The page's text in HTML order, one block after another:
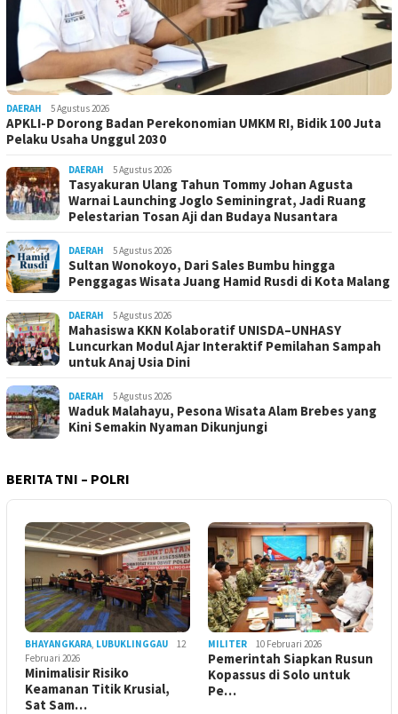
DAERAH 5 Agustus 2026
APKLI-P Dorong Badan Perekonomian UMKM RI, Bidik 100 Juta
Pelaku Usaha Unggul 2030
DAERAH 5 Agustus 2026
Tasyakuran Ulang Tahun Tommy Johan Agusta
Warnai Launching Joglo Seminingrat, Jadi Ruang
Pelestarian Tosan Aji dan Budaya Nusantara
DAERAH 5 Agustus 2026
Sultan Wonokoyo, Dari Sales Bumbu hingga
Penggagas Wisata Juang Hamid Rusdi di Kota Malang
DAERAH 5 Agustus 2026
Mahasiswa KKN Kolaboratif UNISDA–UNHASY
Luncurkan Modul Ajar Interaktif Pemilahan Sampah
untuk Anaj Usia Dini
DAERAH 5 Agustus 2026
Waduk Malahayu, Pesona Wisata Alam Brebes yang
Kini Semakin Nyaman Dikunjungi
BERITA TNI – POLRI
BHAYANGKARA LUBUKLINGGAU
12
Februari 2026
Minimalisir Risiko
Keamanan Titik Krusial,
Sat Sam…
MILITER 10 Februari 2026
Pemerintah Siapkan Rusun
Kopassus di Solo untuk
Pe…